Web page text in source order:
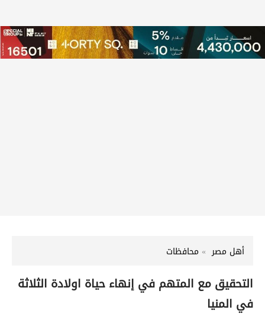
أهل مصر محافظات
التحقيق مع المتهم في إنهاء حياة اولادة الثلاثة
في المنيا